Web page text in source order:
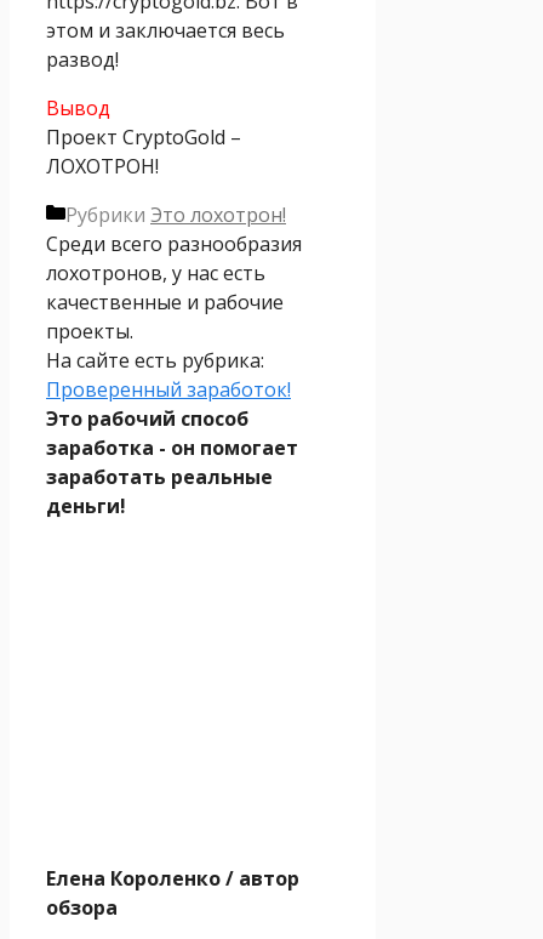
этом и заключается весь
развод!
Вывод
Проект CryptoGold –
ЛОХОТРОН!
Рубрики Это лохотрон!
Среди всего разнообразия
лохотронов, у нас есть
качественные и рабочие
проекты.
На сайте есть рубрика:
Проверенный заработок!
Это рабочий способ
заработка - он помогает
заработать реальные
деньги!
Елена Короленко/ автор
обзора